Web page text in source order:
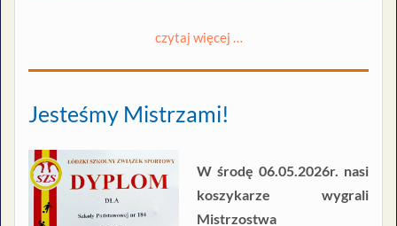
czytaj więcej …
Jesteśmy Mistrzami!
W środę 06.05.2026r. nasi
koszykarze wygrali
Mistrzostwa